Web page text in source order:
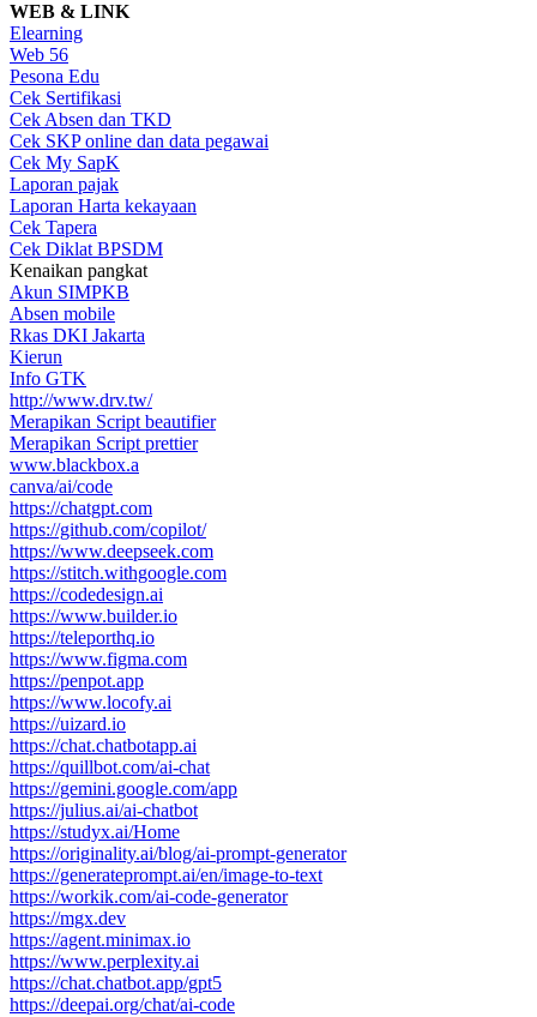
WEB & LINK
Elearning
Web 56
Pesona Edu
Cek Sertifikasi
Cek Absen dan TKD
Cek SKP online dan data pegawai
Cek My SapK
Laporan pajak
Laporan Harta kekayaan
Cek Tapera
Cek Diklat BPSDM
Kenaikan pangkat
Akun SIMPKB
Absen mobile
Rkas DKI Jakarta
Kierun
Info GTK
http://www.drv.tw/
Merapikan Script beautifier
Merapikan Script prettier
www.blackbox.a
canva/ai/code
https://chatgpt.com
https://github.com/copilot/
https://www.deepseek.com
https://stitch.withgoogle.com
https://codedesign.ai
https://www.builder.io
https://teleporthq.io
https://www.figma.com
https://penpot.app
https://www.locofy.ai
https://uizard.io
https://chat.chatbotapp.ai
https://quillbot.com/ai-chat
https://gemini.google.com/app
https://julius.ai/ai-chatbot
https://studyx.ai/Home
https://originality.ai/blog/ai-prompt-generator
https://generateprompt.ai/en/image-to-text
https://workik.com/ai-code-generator
https://mgx.dev
https://agent.minimax.io
https://www.perplexity.ai
https://chat.chatbot.app/gpt5
https://deepai.org/chat/ai-code